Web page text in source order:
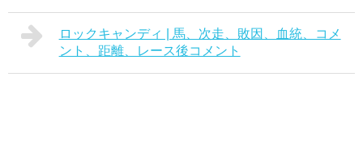
ロックキャンディ | 馬、次走、敗因、血統、コメ
ント、距離、レース後コメント